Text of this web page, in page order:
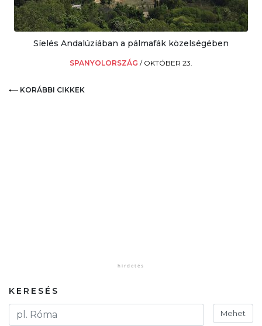
Síelés Andalúziában a pálmafák közelségében
SPANYOLORSZÁG / OKTÓBER 23.
KORÁBBI CIKKEK
KERESÉS
Mehet